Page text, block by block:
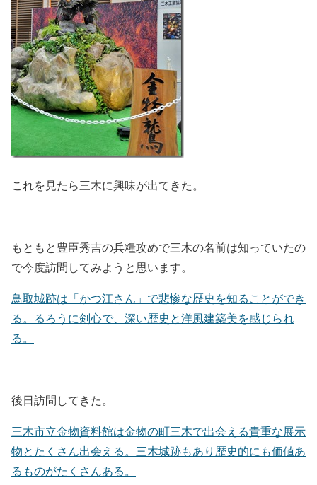
これを見たら三木に興味が出てきた。
もともと豊臣秀吉の兵糧攻めで三木の名前は知っていたの
で今度訪問してみようと思います。
鳥取城跡は「かつ江さん」で悲惨な歴史を知ることができ
る。るろうに剣心で、深い歴史と洋風建築美を感じられ
る。
後日訪問してきた。
三木市立金物資料館は金物の町三木で出会える貴重な展示
物とたくさん出会える。三木城跡もあり歴史的にも価値あ
るものがたくさんある。